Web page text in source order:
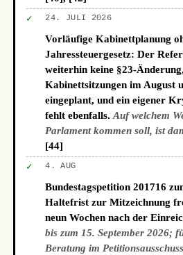
✓ 24. JULI 2026
Vorläufige Kabinettplanung
Jahressteuergesetz: Der
weiterhin keine §23-
Kabinettsitzungen im August
eingeplant, und ein eigener
fehlt ebenfalls.Auf welchem
Parlament kommen soll, ist
[44]
✓ 4. AUG
Bundestagspetition 201716
Haltefrist zur Mitzeichnung
neun Wochen nach der
bis zum 15. September 2026;
Beratung im